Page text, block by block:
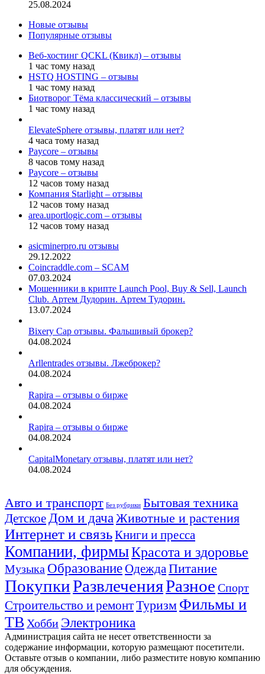
25.08.2024
Новые отзывы
Популярные отзывы
Веб-хостинг QCKL (Квикл) – отзывы
1 час тому назад
HSTQ HOSTING – отзывы
1 час тому назад
Биотворог Тёма классический – отзывы
1 час тому назад
ElevateSphere отзывы, платят или нет?
4 часа тому назад
Paycore – отзывы
8 часов тому назад
Paycore – отзывы
12 часов тому назад
Компания Starlight – отзывы
12 часов тому назад
area.uportlogic.com – отзывы
12 часов тому назад
asicminerpro.ru отзывы
29.12.2022
Coincraddle.com – SCAM
07.03.2024
Мошенники в крипте Launch Pool, Buy & Sell, Launch
Club. Артем Дудорин. Артем Тудорин.
13.07.2024
Bixery Cap отзывы. Фальшивый брокер?
04.08.2024
Arllentrades отзывы. Лжеброкер?
04.08.2024
Rapira – отзывы о бирже
04.08.2024
Rapira – отзывы о бирже
04.08.2024
CapitalMonetary отзывы, платят или нет?
04.08.2024
Авто и транспорт Без рубрики Бытовая техника
Детское Дом и дача Животные и растения
Интернет и связьКниги и пресса
Компании, фирмыКрасота и здоровье
Музыка ОбразованиеОдежда Питание
ПокупкиРазвлеченияРазное Спорт
Строительство и ремонтТуризм Фильмы и
ТВ Хобби Электроника
Администрация сайта не несет ответственности за
содержание информации, которую размещают посетители.
Оставьте отзыв о компании, либо разместите новую компанию
для обсуждения.